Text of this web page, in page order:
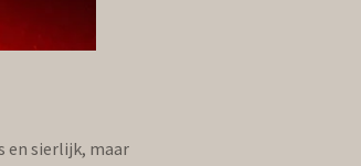
en sierlijk, maar